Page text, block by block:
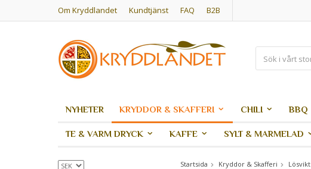
Om Kryddlandet Kundtjänst FAQ B2B
NYHETER KRYDDOR & SKAFFERI CHILI BBQ
TE & VARM DRYCK KAFFE SYLT & MARMELAD
Startsida Kryddor & Skafferi